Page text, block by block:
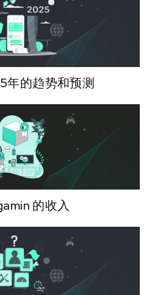
年的趋势和预测
的收入